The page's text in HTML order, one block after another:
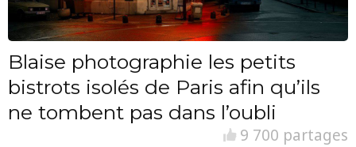
Blaise photographie les petits
bistrots isolés de Paris afin qu’ils
ne tombent pas dans l’oubli
9 700 partages